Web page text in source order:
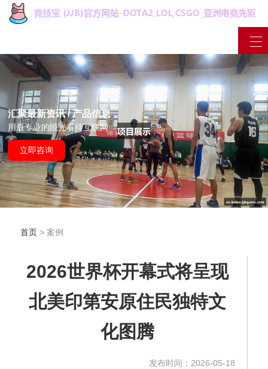
汇聚最新资讯 / 产品信息
用最专业的眼光看待互联网
立即咨询
首页> 案例
2026世界杯开幕式将呈现
北美印第安原住民独特文
化图腾
发布时间：2026-05-18